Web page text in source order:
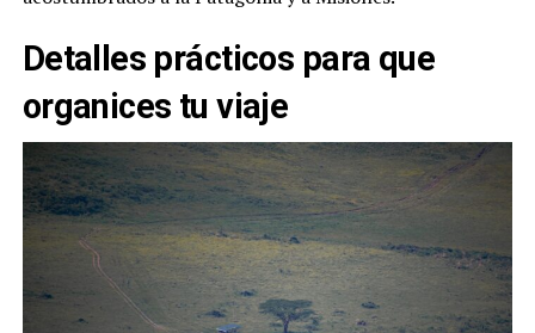
Detalles prácticos para que
organices tu viaje